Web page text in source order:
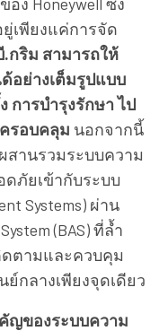
เพียงแค่การจัด
กริม สามารถให้
อย่างเต็มรูปแบบ
การบำรุงรักษา ไป
รอบคลุม นอกจากนี้
สานรวมระบบความ
ภัยเข้ากับระบบ
Systems) ผ่าน
(BAS) ที่ล้ำ
ดตามและควบคุม
ย์กลางเพียงจุดเดียว
ญของระบบความ